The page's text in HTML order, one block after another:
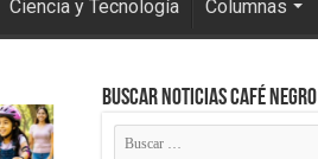
Ciencia y Tecnología Columnas
Buscar Noticias Café Negro